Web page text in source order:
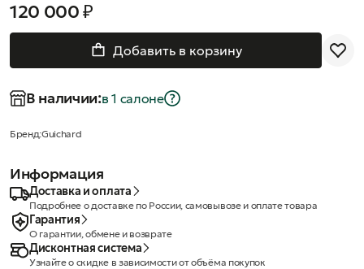
120 000 ₽
Добавить в корзину
В наличии:в 1 салонe
Бренд:Guichard
Информация
Доставка и оплата
Подробнее о доставке по России, самовывозе и оплате товара
Гарантия
О гарантии, обмене и возврате
Дисконтная система
Узнайте о скидке в зависимости от объёма покупок